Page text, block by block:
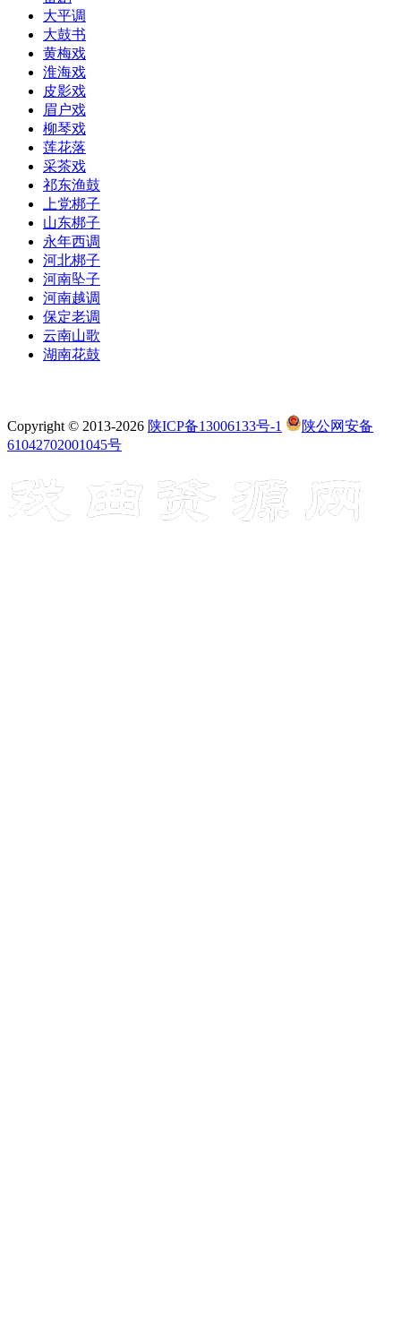
大平调
大鼓书
黄梅戏
淮海戏
皮影戏
眉户戏
柳琴戏
莲花落
采茶戏
祁东渔鼓
上党梆子
山东梆子
永年西调
河北梆子
河南坠子
河南越调
保定老调
云南山歌
湖南花鼓
Copyright © 2013-2026 陕ICP备13006133号-1
陕公网安备
61042702001045号